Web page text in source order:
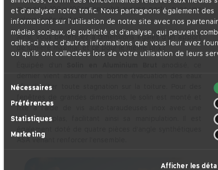
et d'analyser notre trafic. Nous partageons également des
informations sur l'utilisation de notre site avec nos
médias sociaux, de publicité et d'analyse, qui peuvent
celles-ci avec d'autres informations que vous leur avez
ou qu'ils ont collectées lors de votre utilisation de leurs
Sélection
Nécessaires
Préférences
Statistiques
Marketing
Afficher les
mesurant 100 x 100cm ne subit aucune perte, avec une
valeur réelle de 1 m².
Ainsi, vous bénéficiez à dimensions égales d’un apport
de lumière maximal, et ce pour le même prix !
afin d’éviter toute stagnation sur la toiture. Pour des
bague Nyplas, facilitant ainsi sa manipulation. Il est
également doté de quatre pièces d’angle synthétiques
ASA venant renforcer l’ensemble.